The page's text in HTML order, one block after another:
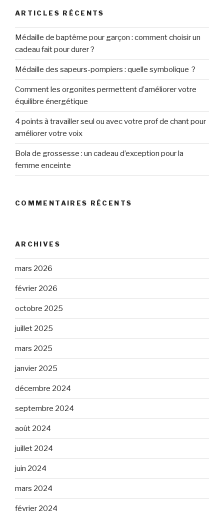
ARTICLES RÉCENTS
Médaille de baptême pour garçon : comment choisir un
cadeau fait pour durer ?
Médaille des sapeurs-pompiers : quelle symbolique ?
Comment les orgonites permettent d’améliorer votre
équilibre énergétique
4 points à travailler seul ou avec votre prof de chant pour
améliorer votre voix
Bola de grossesse : un cadeau d’exception pour la
femme enceinte
COMMENTAIRES RÉCENTS
ARCHIVES
mars 2026
février 2026
octobre 2025
juillet 2025
mars 2025
janvier 2025
décembre 2024
septembre 2024
août 2024
juillet 2024
juin 2024
mars 2024
février 2024